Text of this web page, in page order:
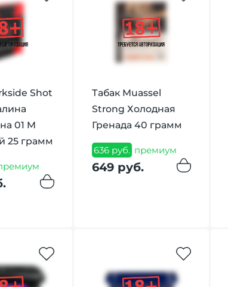
Shot
01 M
25 грамм
Табак Muassel
Strong Холодная
Гренада 40 грамм
636 руб. премиум
649 руб.